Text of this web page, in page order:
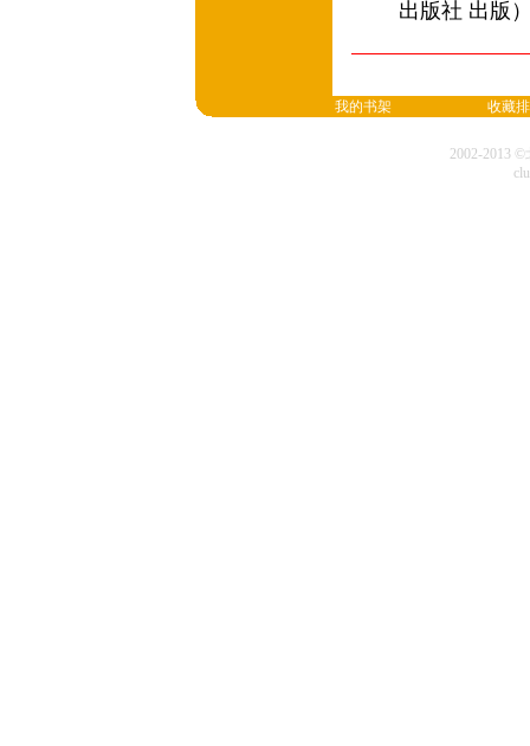
出版社 出版
我的书架 收藏
2002-2013